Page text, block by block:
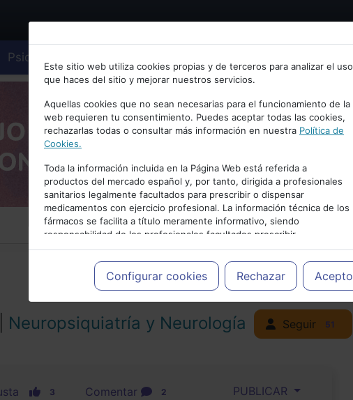
Bienvenid@ a psiquiatria.com
Escribe tu Email
Accede o regístrate con tu email.
Cancelar
Psiquiatría
Este sitio web utiliza cookies propias y de terceros para analizar el uso
que haces del sitio y mejorar nuestros servicios.
Aquellas cookies que no sean necesarias para el funcionamiento de la
web requieren tu consentimiento. Puedes aceptar todas las cookies,
rechazarlas todas o consultar más información en nuestra Política de
Cookies.
Toda la información incluida en la Página Web está referida a
productos del mercado español y, por tanto, dirigida a profesionales
sanitarios legalmente facultados para prescribir o dispensar
medicamentos con ejercicio profesional. La información técnica de los
fármacos se facilita a título meramente informativo, siendo
responsabilidad de los profesionales facultados prescribir
medicamentos y decidir, en cada caso concreto, el tratamiento más
adecuado a las necesidades del paciente.
Configurar cookies Rechazar Acepto
PUBLICIDAD
Neuropsiquiatría y Neurología Seguir 51
3 Comentar 2 PUBLICAR